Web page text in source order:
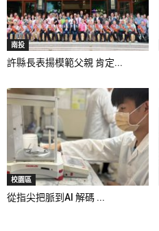
南投
許縣長表揚模範父親 肯定...
校園區
從指尖把脈到AI 解碼 ...